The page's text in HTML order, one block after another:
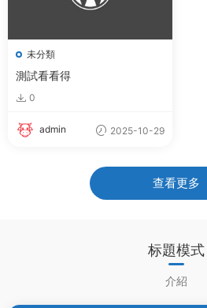
未分類
測試看看得
0
admin 2025-10-29
查看更多
标題模式
介紹